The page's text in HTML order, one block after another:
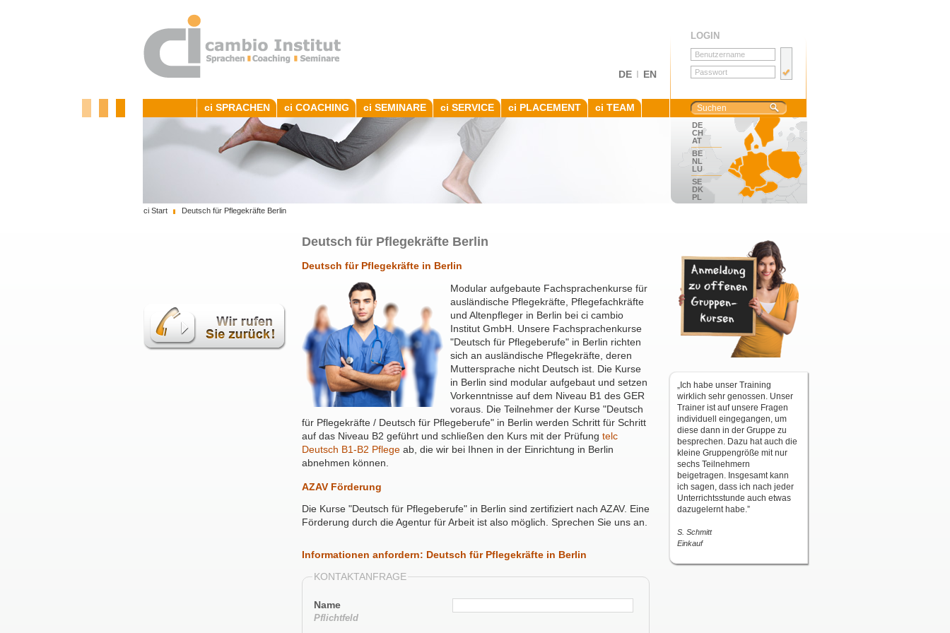
Deutsch für Pflegekräfte Berlin
Deutsch für Pflegekräfte in Berlin
Modular aufgebaute Fachsprachenkurse für
ausländische Pflegekräfte, Pflegefachkräfte
und Altenpfleger in Berlin bei ci cambio
Institut GmbH. Unsere Fachsprachenkurse
"Deutsch für Pflegeberufe" in Berlin richten
sich an ausländische Pflegekräfte, deren
Muttersprache nicht Deutsch ist. Die Kurse
in Berlin sind modular aufgebaut und setzen
Vorkenntnisse auf dem Niveau B1 des GER
voraus. Die Teilnehmer der Kurse "Deutsch
für Pflegekräfte / Deutsch für Pflegeberufe" in Berlin werden Schritt für Schritt
auf das Niveau B2 geführt und schließen den Kurs mit der Prüfung telc
Deutsch B1-B2 Pflege ab, die wir bei Ihnen in der Einrichtung in Berlin
abnehmen können.
AZAV Förderung
Die Kurse "Deutsch für Pflegeberufe" in Berlin sind zertifiziert nach AZAV. Eine
Förderung durch die Agentur für Arbeit ist also möglich. Sprechen Sie uns an.
Informationen anfordern: Deutsch für Pflegekräfte in Berlin
KONTAKTANFRAGE
Name
Pflichtfeld
„Ich habe unser Training
wirklich sehr genossen. Unser
Trainer ist auf unsere Fragen
individuell eingegangen, um
diese dann in der Gruppe zu
besprechen. Dazu hat auch die
kleine Gruppengröße mit nur
sechs Teilnehmern
beigetragen. Insgesamt kann
ich sagen, dass ich nach jeder
Unterrichtsstunde auch etwas
dazugelernt habe.”
S. Schmitt
Einkauf
DE I EN
LOGIN
ci SPRACHEN ci COACHING ci SEMINARE ci SERVICE ci PLACEMENT ci TEAM
DE
CH
AT
BE
NL
LU
SE
DK
PL
ci Start
Deutsch für Pflegekräfte Berlin